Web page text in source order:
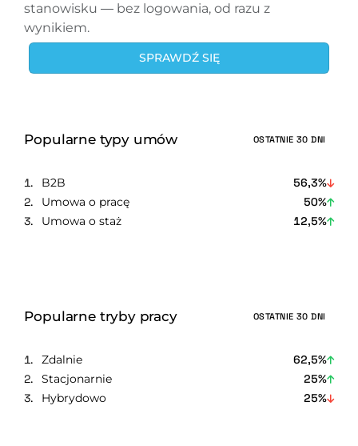
stanowisku — bez logowania, od razu z
wynikiem.
SPRAWDŹ SIĘ
Popularne typy umów OSTATNIE 30 DNI
B2B
56,3%
Umowa o pracę
50%
Umowa o staż
12,5%
Popularne tryby pracy OSTATNIE 30 DNI
Zdalnie
62,5%
Stacjonarnie
25%
Hybrydowo
25%